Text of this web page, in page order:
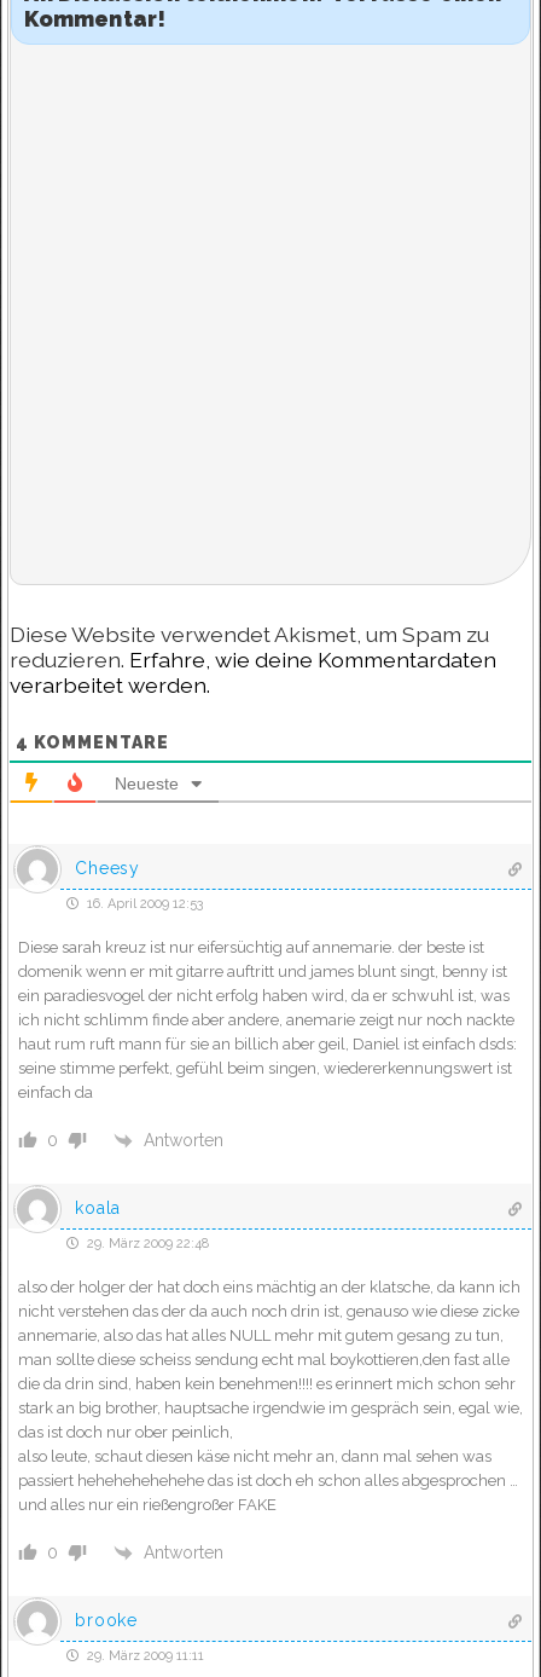
Kommentar!
Diese Website verwendet Akismet, um Spam zu
reduzieren. Erfahre, wie deine Kommentardaten
verarbeitet werden.
4 KOMMENTARE
Neueste
Cheesy
16. April 2009 12:53
Diese sarah kreuz ist nur eifersüchtig auf annemarie. der beste ist
domenik wenn er mit gitarre auftritt und james blunt singt, benny ist
ein paradiesvogel der nicht erfolg haben wird, da er schwuhl ist, was
ich nicht schlimm finde aber andere, anemarie zeigt nur noch nackte
haut rum ruft mann für sie an billich aber geil, Daniel ist einfach dsds:
seine stimme perfekt, gefühl beim singen, wiedererkennungswert ist
einfach da
0 Antworten
koala
29. März 2009 22:48
also der holger der hat doch eins mächtig an der klatsche, da kann ich
nicht verstehen das der da auch noch drin ist, genauso wie diese zicke
annemarie, also das hat alles NULL mehr mit gutem gesang zu tun,
man sollte diese scheiss sendung echt mal boykottieren,den fast alle
die da drin sind, haben kein benehmen!!!! es erinnert mich schon sehr
stark an big brother, hauptsache irgendwie im gespräch sein, egal wie,
das ist doch nur ober peinlich,
also leute, schaut diesen käse nicht mehr an, dann mal sehen was
passiert hehehehehehehe das ist doch eh schon alles abgesprochen …
und alles nur ein rießengroßer FAKE
0 Antworten
brooke
29. März 2009 11:11